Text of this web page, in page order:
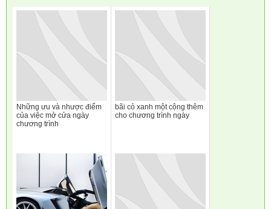
Những ưu và nhược điểm
của việc mở cửa ngày
chương trình
bãi cỏ xanh một cộng thêm
cho chương trình ngày